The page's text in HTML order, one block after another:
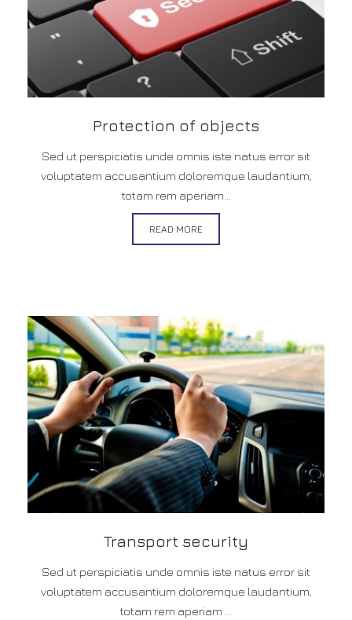
Protection of objects
Sed ut perspiciatis unde omnis iste natus error sit
voluptatem accusantium doloremque laudantium,
totam rem aperiam...
READ MORE
Transport security
Sed ut perspiciatis unde omnis iste natus error sit
voluptatem accusantium doloremque laudantium,
totam rem aperiam ...